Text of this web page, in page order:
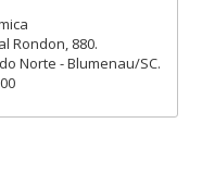
Rondon, 880.
Norte - Blumenau/SC.